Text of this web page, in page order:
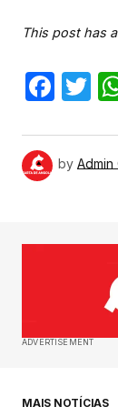
This post has
by Admin
ADVERTISEMENT
MAIS NOTÍCIAS